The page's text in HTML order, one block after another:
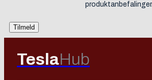
produktanbefalinger.
TeslaHub